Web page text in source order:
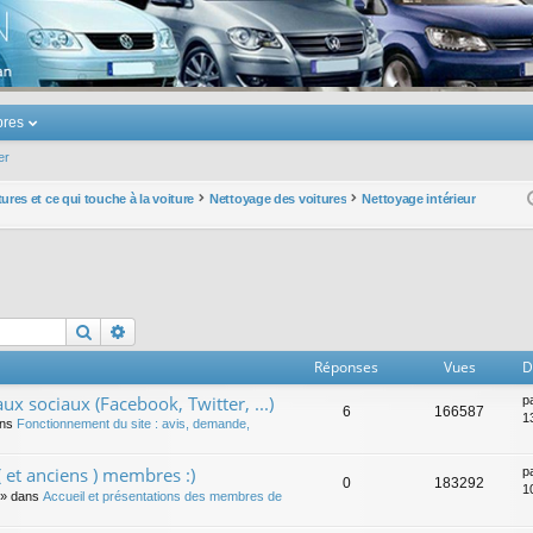
Touran
et ce qui touche à la voiture Nettoyage des voitures Nettoyage intérieur
Rechercher
Réponses Vues
sociaux (Facebook, Twitter, ...)
Fonctionnement du site : avis, demande,
6 166587
anciens ) membres :)
» dans Accueil et présentations des membres de
0 183292